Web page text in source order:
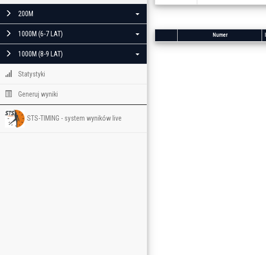
200M
1000M (6-7 LAT)
1000M (8-9 LAT)
Statystyki
Generuj wyniki
STS-TIMING - system wyników live
Numer